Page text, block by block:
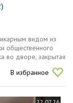
)
видом из
общественного
во дворе, закрытая
дома, охрана,...
В избранное